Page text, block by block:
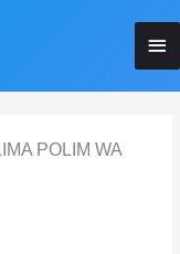
POLIM WA